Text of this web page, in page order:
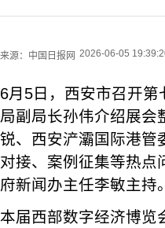
来源： 中国日报网 2026-06-05
6月5日，西安市召开
局副局长孙伟介绍展会
锐、西安浐灞国际港管
对接、案例征集等热点
府新闻办主任李敏主持。
本届西部数字经济博览